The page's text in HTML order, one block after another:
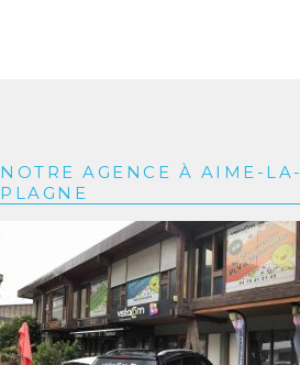
NOTRE AGENCE À AIME-LA-
PLAGNE